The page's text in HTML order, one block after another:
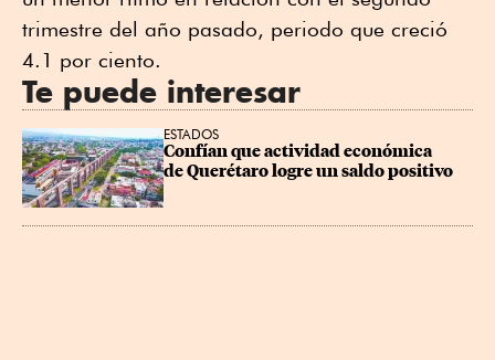
trimestre del año pasado, periodo que creció
4.1 por ciento.
Te puede interesar
ESTADOS
Confían que actividad económica
de Querétaro logre un saldo positivo